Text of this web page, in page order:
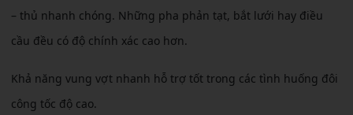
– thủ nhanh chóng. Những pha phản tạt, bắt lưới hay điều
cầu đều có độ chính xác cao hơn.
Khả năng vung vợt nhanh hỗ trợ tốt trong các tình huống đôi
công tốc độ cao.